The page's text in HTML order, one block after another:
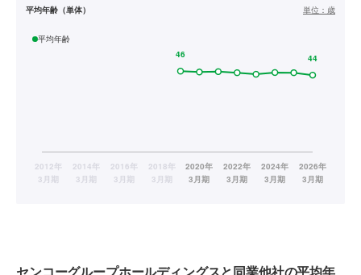
平均年齢（単体） 単位： 歳
平均年齢